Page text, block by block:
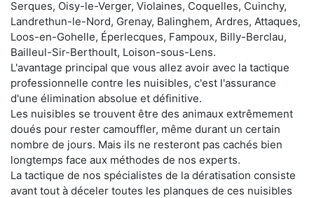
Serques, Oisy-le-Verger, Violaines, Coquelles, Cuinchy,
Landrethun-le-Nord, Grenay, Balinghem, Ardres, Attaques,
Loos-en-Gohelle, Éperlecques, Fampoux, Billy-Berclau,
Bailleul-Sir-Berthoult, Loison-sous-Lens.
L'avantage principal que vous allez avoir avec la tactique
professionnelle contre les nuisibles, c'est l'assurance
d'une élimination absolue et définitive.
Les nuisibles se trouvent être des animaux extrêmement
doués pour rester camouffler, même durant un certain
nombre de jours. Mais ils ne resteront pas cachés bien
longtemps face aux méthodes de nos experts.
La tactique de nos spécialistes de la dératisation consiste
avant tout à déceler toutes les planques de ces nuisibles